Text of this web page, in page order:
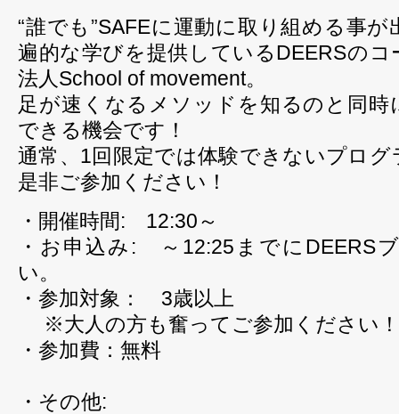
“誰でも”SAFEに運動に取り組める事
遍的な学びを提供しているDEERSの
法人School of movement。
足が速くなるメソッドを知るのと同時
できる機会です！
通常、1回限定では体験できないプロ
是非ご参加ください！
・開催時間: 12:30～
・お申込み: ～12:25までにDEERS
い。
・参加対象： 3歳以上
※大人の方も奮ってご参加ください！
・参加費：無料
・その他: